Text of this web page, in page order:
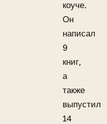
коуче.
Он
написал
9
книг,
а
также
выпустил
14